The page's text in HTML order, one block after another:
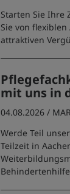
Starten Sie Ihre
Sie von
attraktiven
mit uns in
04.08.2026 /
Werde Teil
Teilzeit in